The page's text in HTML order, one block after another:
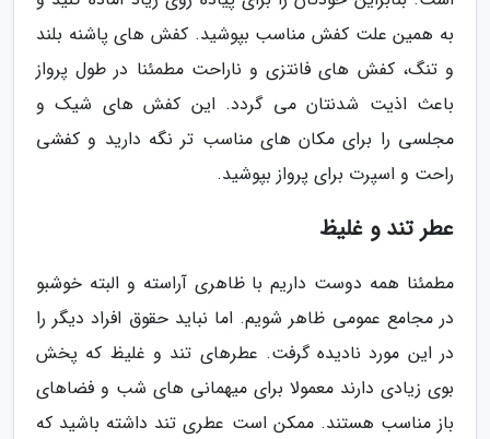
به همین علت کفش مناسب بپوشید. کفش های پاشنه بلند
و تنگ، کفش های فانتزی و ناراحت مطمئنا در طول پرواز
باعث اذیت شدنتان می گردد. این کفش های شیک و
مجلسی را برای مکان های مناسب تر نگه دارید و کفشی
راحت و اسپرت برای پرواز بپوشید.
عطر تند و غلیظ
مطمئنا همه دوست داریم با ظاهری آراسته و البته خوشبو
در مجامع عمومی ظاهر شویم. اما نباید حقوق افراد دیگر را
در این مورد نادیده گرفت. عطرهای تند و غلیظ که پخش
بوی زیادی دارند معمولا برای میهمانی های شب و فضاهای
باز مناسب هستند. ممکن است عطری تند داشته باشید که